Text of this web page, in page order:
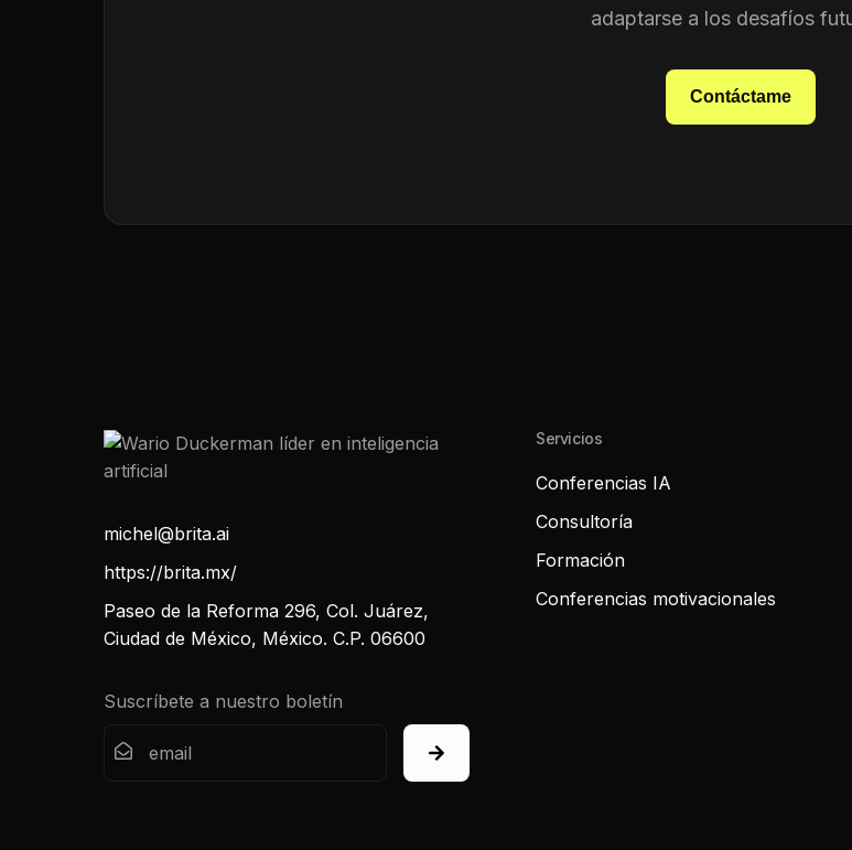
adaptarse a los desafíos
Contáctame
michel@brita.ai
https://brita.mx/
Paseo de la Reforma 296, Col. Juárez,
Ciudad de México, México. C.P. 06600
Suscríbete a nuestro boletín
Servicios
Conferencias IA
Consultoría
Formación
Conferencias motivacionales